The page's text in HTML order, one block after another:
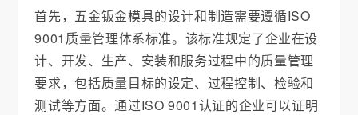
首先，五金钣金模具的设计和制造需要遵循ISO
9001质量管理体系标准。该标准规定了企业在设
计、开发、生产、安装和服务过程中的质量管理
要求，包括质量目标的设定、过程控制、检验和
测试等方面。通过ISO 9001认证的企业可以证明